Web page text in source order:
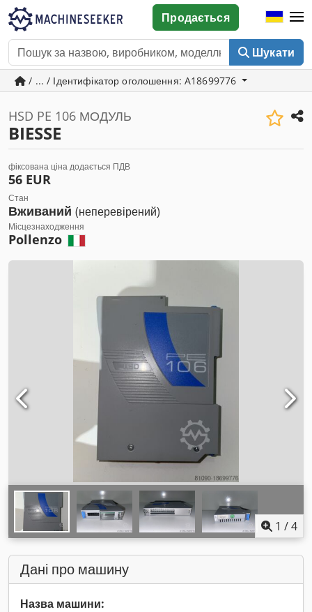
Шукати
Продається
/ ... / Ідентифікатор оголошення: A18699776
HSD PE 106 МОДУЛЬ
BIESSE
фіксована ціна додається ПДВ
56 EUR
Стан
Вживаний (неперевірений)
Місцезнаходження
Pollenzo
1 /4
Дані про машину
Назва машини: